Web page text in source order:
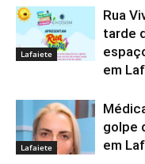
Lafaiete
Rua
tarde
em
Lafaiete
golpe
em